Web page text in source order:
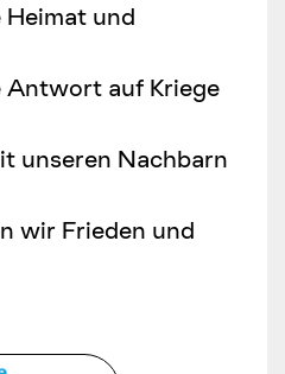
und
Antwort auf Kriege
unseren Nachbarn
wir Frieden und